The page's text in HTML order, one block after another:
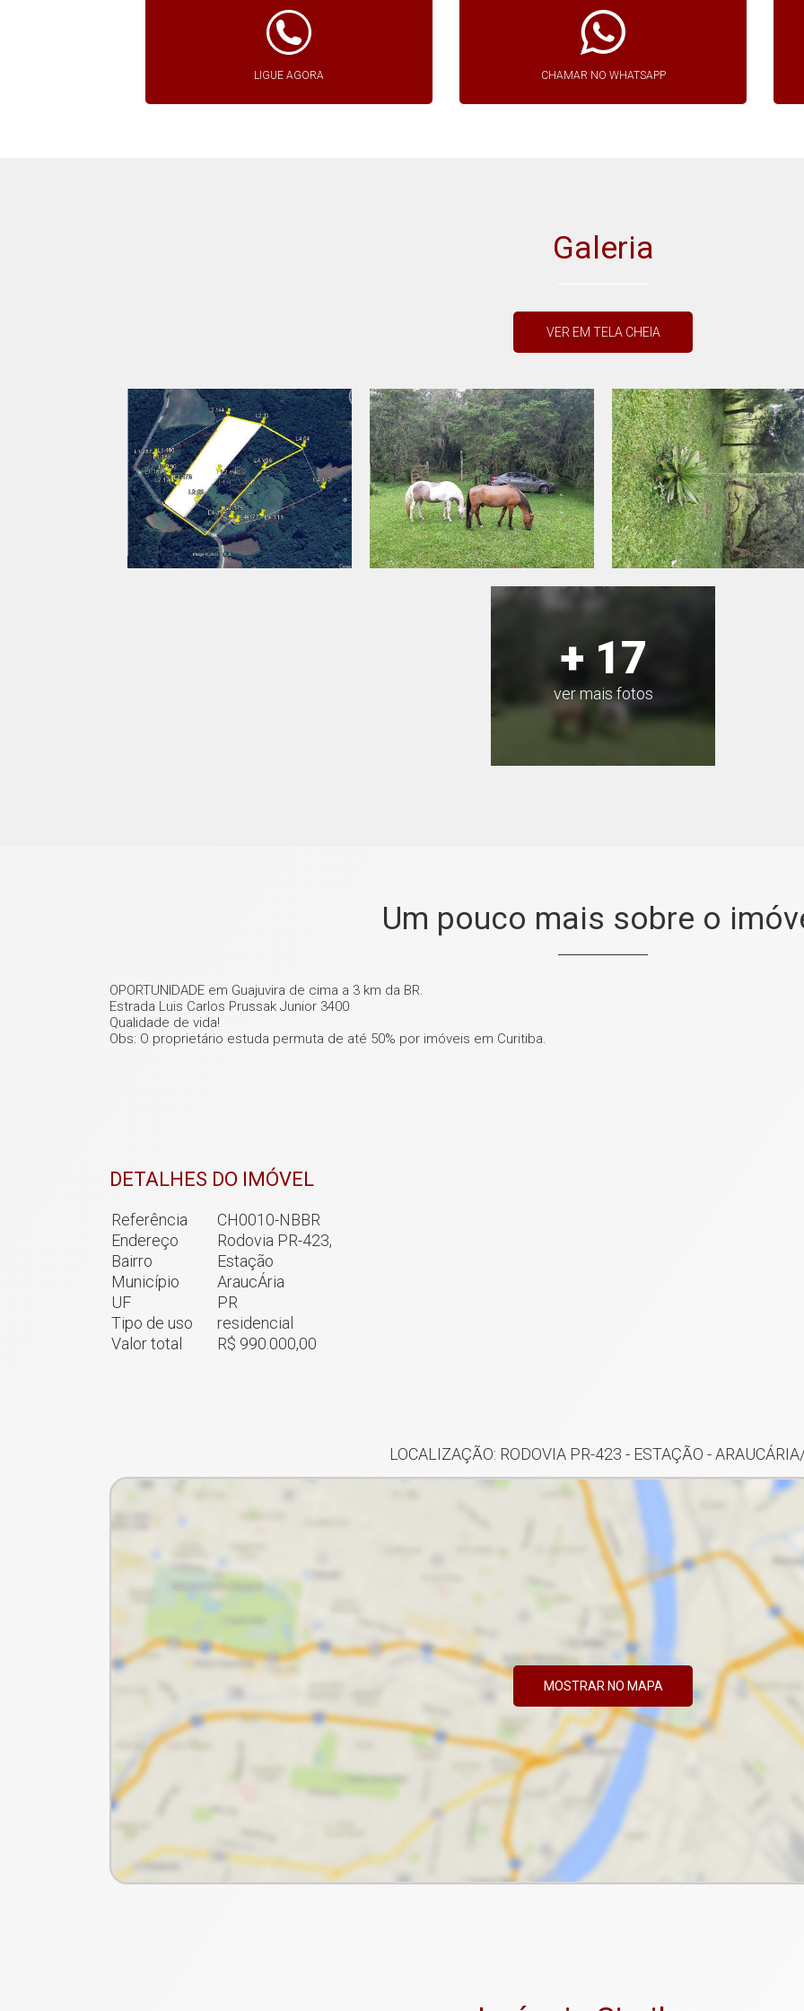
LIGUE AGORA CHAMAR NO WHATSAPP
Galeria
VER EM TELA CHEIA
+ 17
ver mais fotos
Um pouco mais sobre o
OPORTUNIDADE em Guajuvira de cima a 3 km da BR.
Estrada Luis Carlos Prussak Junior 3400
Qualidade de vida!
Obs: O proprietário estuda permuta de até 50% por imóveis em Curitiba.
DETALHES DO IMÓVEL
Referência
CH0010-NBBR
Endereço
Rodovia PR-423,
Bairro
Estação
Município
AraucÁria
UF
PR
Tipo de uso
residencial
Valor total
R$ 990.000,00
LOCALIZAÇÃO: RODOVIA PR-423 - ESTAÇÃO -
MOSTRAR NO MAPA